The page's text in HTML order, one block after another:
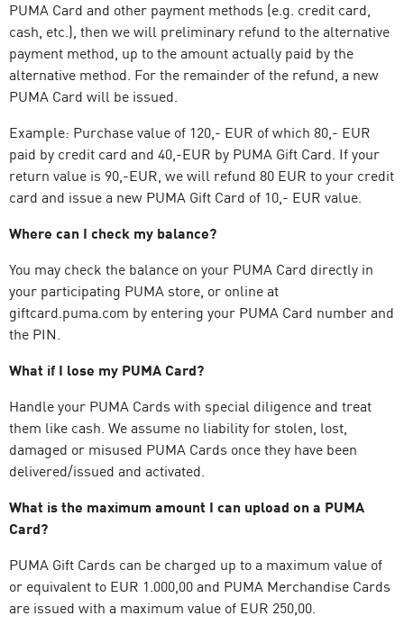
PUMA Card and other payment methods (e.g. credit card,
cash, etc.), then we will preliminary refund to the alternative
payment method, up to the amount actually paid by the
alternative method. For the remainder of the refund, a new
PUMA Card will be issued.
Example: Purchase value of 120,- EUR of which 80,- EUR
paid by credit card and 40,-EUR by PUMA Gift Card. If your
return value is 90,-EUR, we will refund 80 EUR to your credit
card and issue a new PUMA Gift Card of 10,- EUR value.
Where can I check my balance?
You may check the balance on your PUMA Card directly in
your participating PUMA store, or online at
giftcard.puma.com by entering your PUMA Card number and
the PIN.
What if I lose my PUMA Card?
Handle your PUMA Cards with special diligence and treat
them like cash. We assume no liability for stolen, lost,
damaged or misused PUMA Cards once they have been
delivered/issued and activated.
What is the maximum amount I can upload on a PUMA
Card?
PUMA Gift Cards can be charged up to a maximum value of
or equivalent to EUR 1.000,00 and PUMA Merchandise Cards
are issued with a maximum value of EUR 250,00.